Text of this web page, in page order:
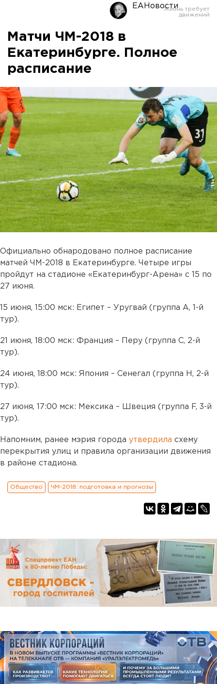
ЕАНовости
Матчи ЧМ-2018 в
Екатеринбурге. Полное
расписание
Официально обнародовано полное расписание
матчей ЧМ-2018 в Екатеринбурге. Четыре игры
пройдут на стадионе «Екатеринбург-Арена» с 15 по
27 июня.
15 июня, 15:00 мск: Египет – Уругвай (группа A, 1-й
тур).
21 июня, 18:00 мск: Франция – Перу (группа C, 2-й
тур).
24 июня, 18:00 мск: Япония – Сенегал (группа H, 2-й
тур).
27 июня, 17:00 мск: Мексика – Швеция (группа F, 3-й
тур).
Напомним, ранее мэрия города утвердила схему
перекрытия улиц и правила организации движения
в районе стадиона.
Общество ЧМ-2018: подготовка и прогнозы